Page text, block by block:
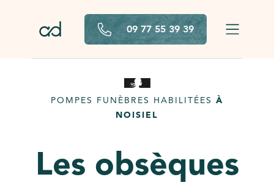
09 77 55 39 39
POMPES FUNÈBRES HABILITÉES À
NOISIEL
Les obsèques